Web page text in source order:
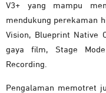
V3+ yang mampu
mendukung perekaman
Vision, Blueprint Native
gaya film, Stage
Recording.
Pengalaman memotret